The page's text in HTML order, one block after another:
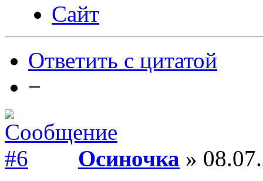
Сайт
Ответить с цитатой
−
Осиночка »